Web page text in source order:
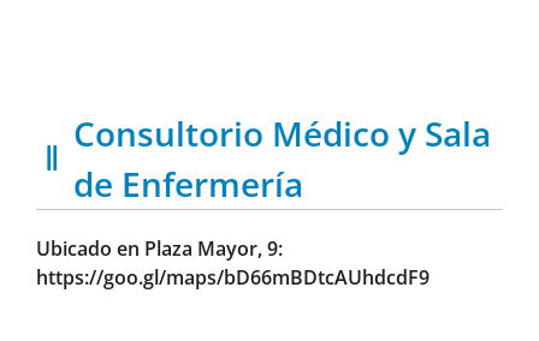
Consultorio Médico y Sala
de Enfermería
Ubicado en Plaza Mayor, 9:
https://goo.gl/maps/bD66mBDtcAUhdcdF9